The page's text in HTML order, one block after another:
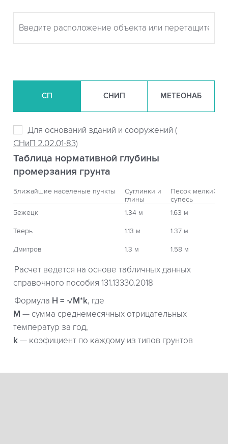
СП СНИП МЕТЕОНАБ
Для оснований зданий и сооружений (
СНиП 2.02.01-83)
Таблица нормативной глубины
промерзания грунта
Ближайшие населеные пункты
Суглинки и
глины
Песок мелкий,
супесь
Бежецк
1.34 м 1.63 м
Тверь 1.13 м 1.37 м
Дмитров 1.3 м 1.58 м
Расчет ведется на основе табличных данных
справочного пособия 131.13330.2018
Формула H = √M*k, где
М — сумма среднемесячных отрицательных
температур за год,
k — коэфициент по каждому из типов грунтов